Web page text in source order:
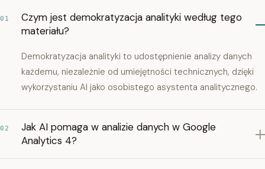
01
Czym jest demokratyzacja analityki według tego
materiału?
Demokratyzacja analityki to udostępnienie analizy danych
każdemu, niezależnie od umiejętności technicznych, dzięki
wykorzystaniu AI jako osobistego asystenta analitycznego.
02
Jak AI pomaga w analizie danych w Google
Analytics 4?